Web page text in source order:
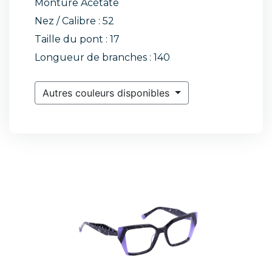
Monture Acétate
Nez / Calibre : 52
Taille du pont : 17
Longueur de branches : 140
Autres couleurs disponibles